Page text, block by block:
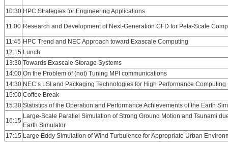
10:30 HPC Strategies for Engineering Applications
11:00 Research and Development of Next-Generation CFD for Peta-Scale
11:45 HPC Trend and NEC Approach toward Exascale Computing
12:15 Lunch
13:30 Towards Exascale Storage Systems
14:00 On the Problem of (not) Tuning MPI communications
14:30 NEC’s LSI and Packaging Technologies for High Performance Computing
15:00 Coffee Break
15:30 Statistics of the Operation and Performance Achievements of the Earth
16:15
Large-Scale Parallel Simulation of Strong Ground Motion and Tsunami
Earth Simulator
17:15 Large Eddy Simulation of Wind Turbulence for Appropriate Urban